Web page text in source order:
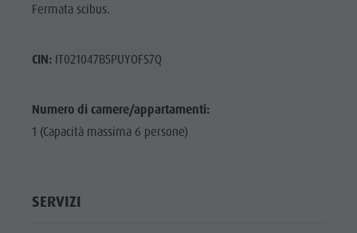
Fermata scibus.
CIN:IT021047B5PUYOFS7Q
Numero di camere/appartamenti:
1 (Capacità massima 6 persone)
SERVIZI